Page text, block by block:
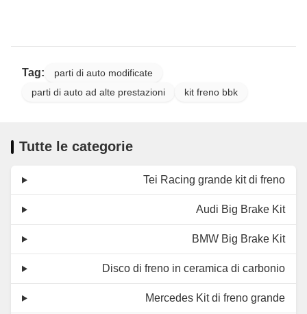
Tag:
parti di auto modificate
parti di auto ad alte prestazioni
kit freno bbk
Tutte le categorie
Tei Racing grande kit di freno
Audi Big Brake Kit
BMW Big Brake Kit
Disco di freno in ceramica di carbonio
Mercedes Kit di freno grande